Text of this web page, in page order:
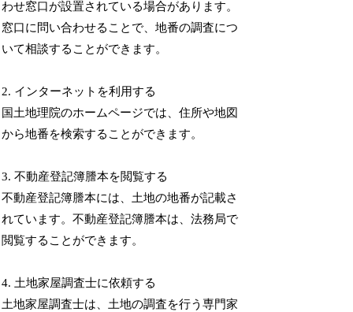
わせ窓口が設置されている場合があります。
窓口に問い合わせることで、地番の調査につ
いて相談することができます。
2. インターネットを利用する
国土地理院のホームページでは、住所や地図
から地番を検索することができます。
3. 不動産登記簿謄本を閲覧する
不動産登記簿謄本には、土地の地番が記載さ
れています。不動産登記簿謄本は、法務局で
閲覧することができます。
4. 土地家屋調査士に依頼する
土地家屋調査士は、土地の調査を行う専門家